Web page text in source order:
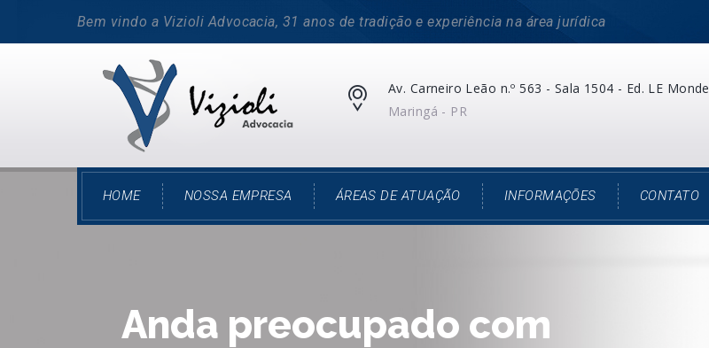
Bem vindo a Vizioli Advocacia, 31 anos de tradição e experiência na área jurídica
Av. Carneiro Leão n.º 563 - Sala 1504 - Ed. LE Monde
Maringá - PR
HOME NOSSA EMPRESA ÁREAS DE ATUAÇÃO INFORMAÇÕES CONTATO
Anda preocupado com